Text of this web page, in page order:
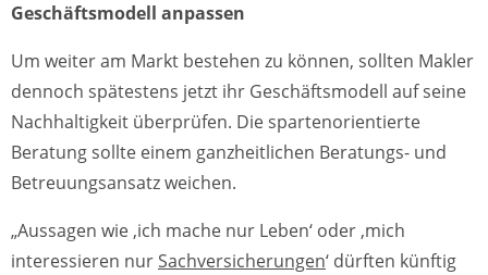
Geschäftsmodell anpassen
Um weiter am Markt bestehen zu können, sollten Makler
dennoch spätestens jetzt ihr Geschäftsmodell auf seine
Nachhaltigkeit überprüfen. Die spartenorientierte
Beratung sollte einem ganzheitlichen Beratungs- und
Betreuungsansatz weichen.
„Aussagen wie ,ich mache nur Leben‘ oder ,mich
interessieren nurSachversicherungen‘ dürften künftig